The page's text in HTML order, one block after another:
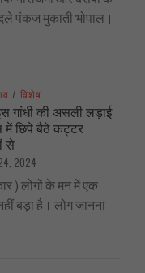
पंकज मुकाती भोपाल।
/ विशेष
गांधी की असली लड़ाई
में छिपे बैठे कट्टर
से
2024
) लोगों के मन में एक
बड़ा है। लोग जानना